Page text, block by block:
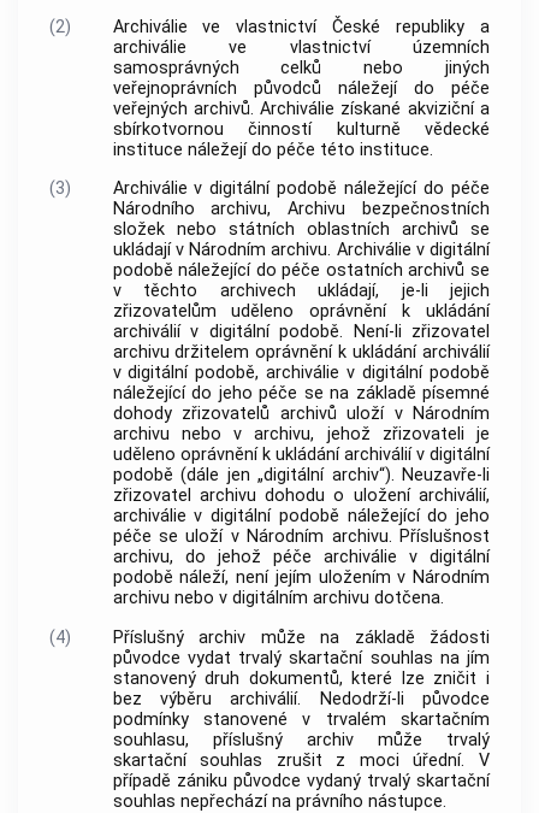
(2)
Archiválie ve vlastnictví České republiky a
archiválie ve vlastnictví územních
samosprávných celků nebo jiných
veřejnoprávních původců náležejí do péče
veřejných archivů.Archiválie získané akviziční a
sbírkotvornou činností kulturně vědecké
instituce náležejí do péče této instituce.
(3)
Archiválie v digitální podobě náležející do péče
Národního archivu,Archivu bezpečnostních
složek nebo státních oblastních archivů se
ukládají v Národním archivu. Archiválie v digitální
podobě náležející do péče ostatnícharchivů se
v těchto archivech ukládají, je-li jejich
zřizovatelům uděleno oprávnění k ukládání
archiváliív digitální podobě. Není-li zřizovatel
archivu držitelem oprávnění k ukládání archiválií
v digitální podobě,archiválie v digitální podobě
náležející do jeho péče se na základě písemné
dohody zřizovatelů archivů uloží v Národním
archivu nebo varchivu, jehož zřizovateli je
uděleno oprávnění k ukládání archiváliív digitální
podobě (dále jen „digitální archiv“). Neuzavře-li
zřizovatel archivu dohodu o uloženíarchiválií,
archiválie v digitální podobě náležející do jeho
péče se uloží vNárodním archivu. Příslušnost
archivu, do jehož péče archiválie v digitální
podobě náleží, není jejím uložením v Národním
archivu nebo v digitálním archivu dotčena.
(4)
Příslušný archiv může na základě žádosti
původce vydat trvalý skartační souhlas na jím
stanovený druh dokumentů, které lze zničit i
bez výběru archiválií. Nedodrží-li původce
podmínky stanovené v trvalém skartačním
souhlasu, příslušný archivmůže trvalý
skartační souhlas zrušit z moci úřední. V
případě zániku původce vydaný trvalý skartační
souhlas nepřechází na právního nástupce.